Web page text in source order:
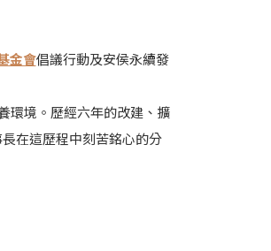
金會倡議行動及安侯永續發
環境。歷經六年的改建、擴
在這歷程中刻苦銘心的分